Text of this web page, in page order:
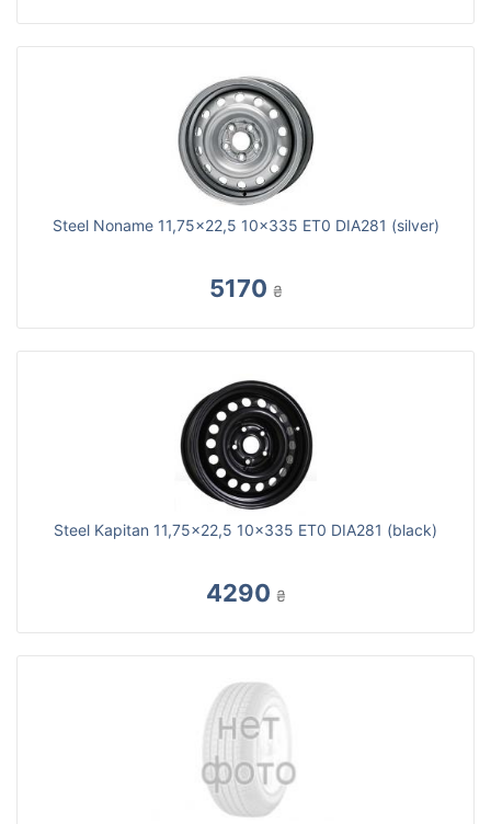
Steel Noname 11,75x22,5 10x335 ET0 DIA281 (silver)
5170 ₴
Steel Kapitan 11,75x22,5 10x335 ET0 DIA281 (black)
4290 ₴